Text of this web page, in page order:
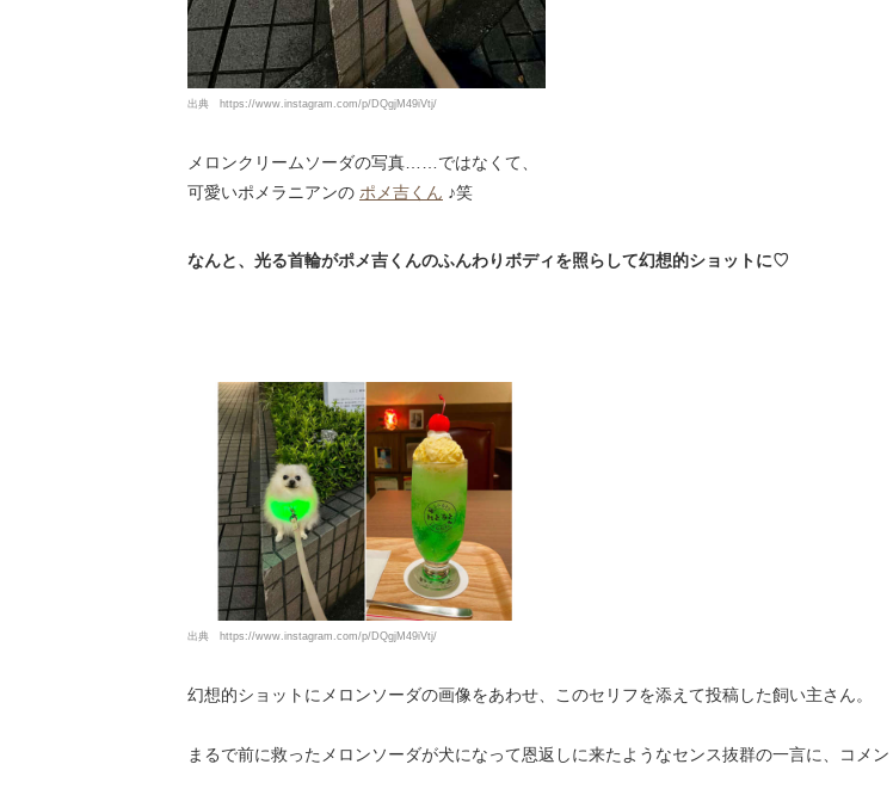
出典 https://www.instagram.com/p/DQgjM49iVtj/
メロンクリームソーダの写真……ではなくて、
可愛いポメラニアンの ポメ吉くん ♪笑
なんと、光る首輪がポメ吉くんのふんわりボディを照らして幻想的ショットに♡
出典 https://www.instagram.com/p/DQgjM49iVtj/
幻想的ショットにメロンソーダの画像をあわせ、このセリフを添えて投稿した飼い主さん。
まるで前に救ったメロンソーダが犬になって恩返しに来たようなセンス抜群の一言に、コメ